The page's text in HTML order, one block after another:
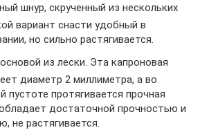
шнур, скрученный из нескольких
вариант снасти удобный в
но сильно растягивается.
из лески. Эта капроновая
диаметр 2 миллиметра, а во
пустоте протягивается прочная
достаточной прочностью и
не растягивается.